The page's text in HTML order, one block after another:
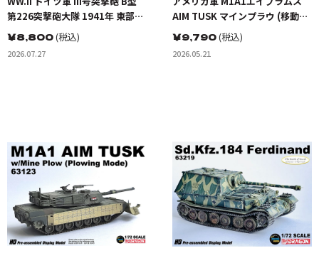
第226突撃砲大隊 1941年 東部戦
線
￥8,800(税込)
2026.07.27
AIM TUSK マインプラウ (移動モ
ード)
￥9,790(税込)
2026.05.21